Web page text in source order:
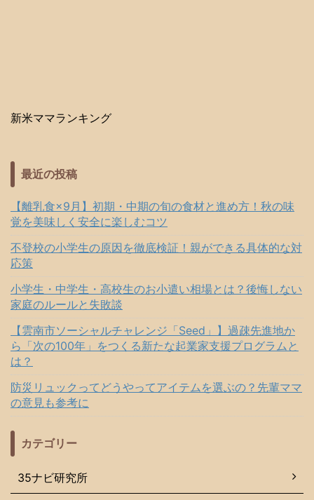
新米ママランキング
最近の投稿
【離乳食×9月】初期・中期の旬の食材と進め方！秋の味
覚を美味しく安全に楽しむコツ
不登校の小学生の原因を徹底検証！親ができる具体的な対
応策
小学生・中学生・高校生のお小遣い相場とは？後悔しない
家庭のルールと失敗談
【雲南市ソーシャルチャレンジ「Seed」】過疎先進地か
ら「次の100年」をつくる新たな起業家支援プログラムと
は？
防災リュックってどうやってアイテムを選ぶの？先輩ママ
の意見も参考に
カテゴリー
35ナビ研究所